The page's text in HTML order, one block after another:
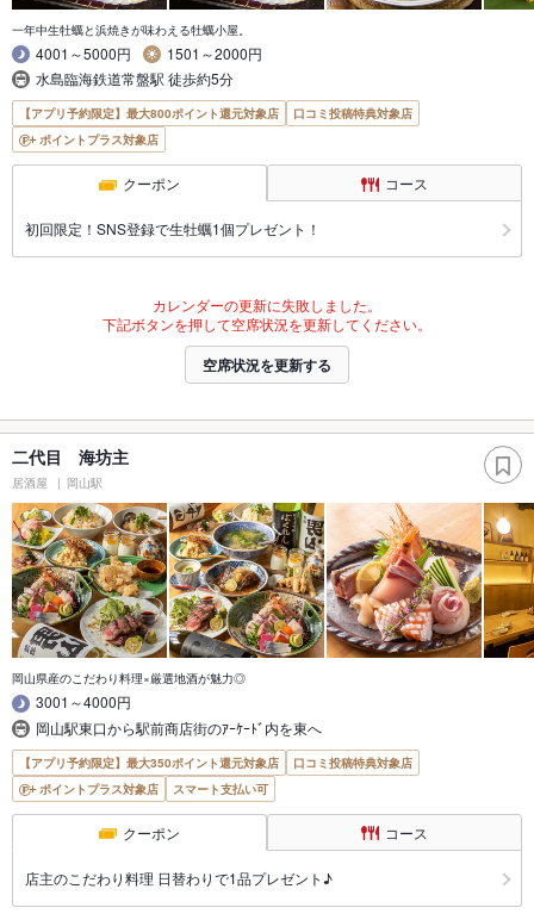
一年中生牡蠣と浜焼きが味わえる牡蠣小屋。
4001～5000円
1501～2000円
水島臨海鉄道常盤駅 徒歩約5分
【アプリ予約限定】最大800ポイント還元対象店
口コミ投稿特典対象店
ポイントプラス対象店
クーポン コース
初回限定！SNS登録で生牡蠣1個プレゼント！
カレンダーの更新に失敗しました。
下記ボタンを押して空席状況を更新してください。
空席状況を更新する
二代目 海坊主
居酒屋 岡山駅
岡山県産のこだわり料理×厳選地酒が魅力◎
3001～4000円
岡山駅東口から駅前商店街のｱｰｹｰﾄﾞ内を東へ
【アプリ予約限定】最大350ポイント還元対象店
口コミ投稿特典対象店
ポイントプラス対象店
スマート支払い可
クーポン コース
店主のこだわり料理 日替わりで1品プレゼント♪